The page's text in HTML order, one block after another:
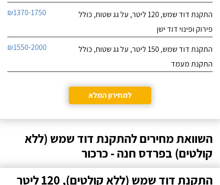
התקנת דוד שמש, 120 ליטר, על גג שטוח, כולל
פירוק ופינוי דוד ישן
₪1370-1750
התקנת דוד שמש, 150 ליטר, על גג שטוח, כולל
התקנת מעמד
₪1550-2000
למחירון המלא
השוואת מחירים להתקנת דוד שמש (ללא
קולטים) בפרדס חנה - כרכור
התקנת דוד שמש (ללא קולטים), 120 ליטר